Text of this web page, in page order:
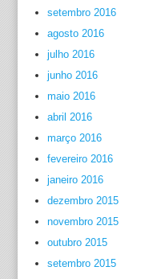
setembro 2016
agosto 2016
julho 2016
junho 2016
maio 2016
abril 2016
março 2016
fevereiro 2016
janeiro 2016
dezembro 2015
novembro 2015
outubro 2015
setembro 2015